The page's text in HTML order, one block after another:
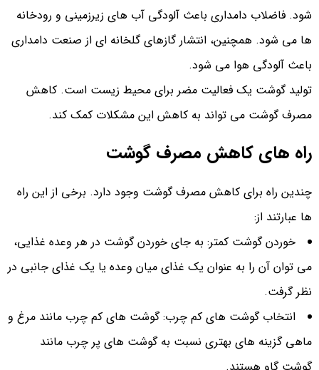
شود. فاضلاب دامداری باعث آلودگی آب های زیرزمینی و رودخانه
ها می شود. همچنین، انتشار گازهای گلخانه ای از صنعت دامداری
باعث آلودگی هوا می شود.
تولید گوشت یک فعالیت مضر برای محیط زیست است. کاهش
مصرف گوشت می تواند به کاهش این مشکلات کمک کند.
راه های کاهش مصرف گوشت
چندین راه برای کاهش مصرف گوشت وجود دارد. برخی از این راه
ها عبارتند از:
خوردن گوشت کمتر: به جای خوردن گوشت در هر وعده غذایی،
می توان آن را به عنوان یک غذای میان وعده یا یک غذای جانبی در
نظر گرفت.
انتخاب گوشت های کم چرب: گوشت های کم چرب مانند مرغ و
ماهی گزینه های بهتری نسبت به گوشت های پر چرب مانند